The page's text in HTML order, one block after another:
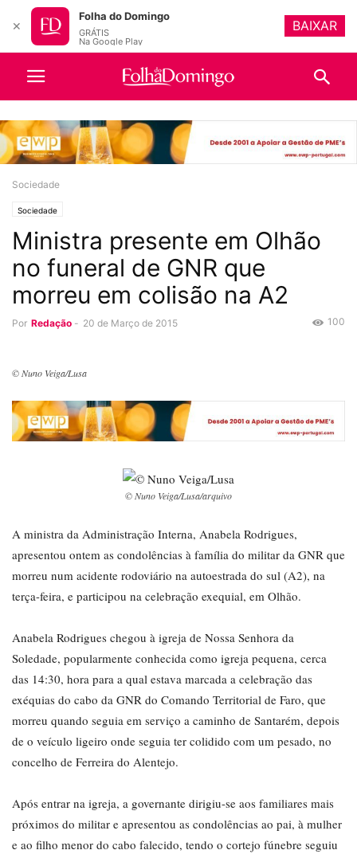
Sociedade
Sociedade
Ministra presente em Olhão
no funeral de GNR que
morreu em colisão na A2
Por Redação - 20 de Março de 2015 100
© Nuno Veiga/Lusa
© Nuno Veiga/Lusa/arquivo
A ministra da Administração Interna, Anabela Rodrigues,
apresentou ontem as condolências à família do militar da GNR que
morreu num acidente rodoviário na autoestrada do sul (A2), na
terça-feira, e participou na celebração exequial, em Olhão.
Anabela Rodrigues chegou à igreja de Nossa Senhora da
Soledade, popularmente conhecida como igreja pequena, cerca
das 14:30, hora para a qual estava marcada a celebração das
exéquias do cabo da GNR do Comando Territorial de Faro, que
morreu quando seguia em serviço a caminho de Santarém, depois
de o veículo ligeiro onde seguia ter colidido com um pesado, no
concelho de Ferreira do Alentejo.
Após entrar na igreja, a governante dirigiu-se aos familiares mais
próximos do militar e apresentou as condolências ao pai, à mulher
e ao filho menor do cabo falecido, tendo o cortejo fúnebre seguiu
✕
Folha do Domingo
GRÁTIS
Na Google Play
BAIXAR